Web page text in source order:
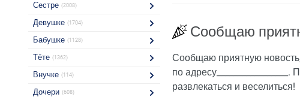
Сестре (2008)
Девушке (1704)
Бабушке (1128)
Тёте (1362)
Внучке (114)
Дочери (608)
Сообщаю
Сообщаю приятную новость,
по
развлекаться и веселиться!